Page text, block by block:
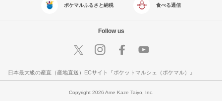
ポケマルふるさと納税 食べる通信
Follow us
日本最大級の産直（産地直送）ECサイト『ポケットマルシェ（ポケマル）』
Copyright 2026 Ame Kaze Taiyo, Inc.